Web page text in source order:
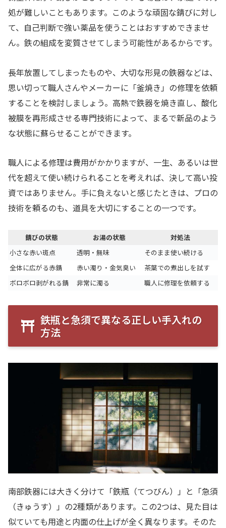
処が難しいこともあります。このような頑固な錆びに対し
て、自己判断で強い薬品を使うことはおすすめできませ
ん。鉄の組成を変質させてしまう可能性があるからです。
長年放置してしまったものや、大切な形見の鉄器などは、
思い切って職人さんやメーカーに「釜焼き」の修理を依頼
することを検討しましょう。高熱で鉄器を焼き直し、酸化
被膜を再形成させる専門技術によって、まるで新品のよう
な状態に蘇らせることができます。
職人による修理は費用がかかりますが、一生、あるいは世
代を超えて使い続けられることを考えれば、決して高い投
資ではありません。手に負えないと感じたときは、プロの
技術を頼るのも、道具を大切にすることの一つです。
錆びの状態 お湯の状態
対処法
小さな赤い斑点
透明・無味
そのまま使い続ける
全体に広がる赤錆
赤い濁り・金気臭い
茶葉での煮出しを試す
ボロボロ剥がれる錆
非常に濁る 職人に修理を依頼する
鉄瓶と急須で異なる正しい手入れの
方法
南部鉄器には大きく分けて「鉄瓶（てつびん）」と「急須
（きゅうす）」の2種類があります。この2つは、見た目は
似ていても用途と内面の仕上げが全く異なります。そのた